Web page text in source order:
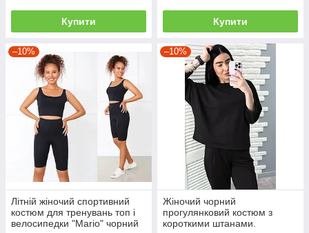
Купити Купити
–10%
Літній жіночий спортивний
костюм для тренувань топ і
велосипедки "Mario" чорний
–10%
Жіночий чорний
прогулянковий костюм з
короткими штанами.